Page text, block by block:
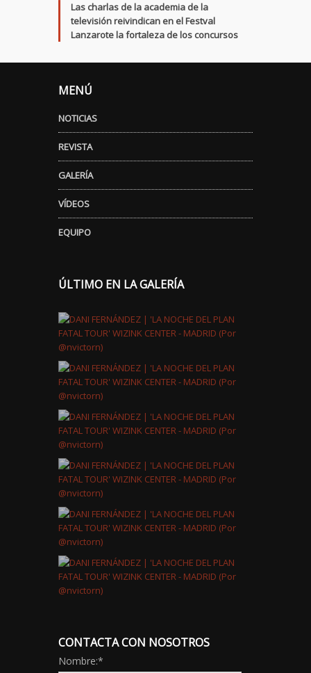
Las charlas de la academia de la
televisión reivindican en el Festval
Lanzarote la fortaleza de los concursos
MENÚ
NOTICIAS
REVISTA
GALERÍA
VÍDEOS
EQUIPO
ÚLTIMO EN LA GALERÍA
CONTACTA CON NOSOTROS
Nombre:*